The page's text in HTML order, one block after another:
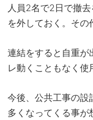
人員2名で2日で撤
を外しておく。その
連結をすると自重が
レ動くこともなく使
今後、公共工事の設
多くなってくる事が